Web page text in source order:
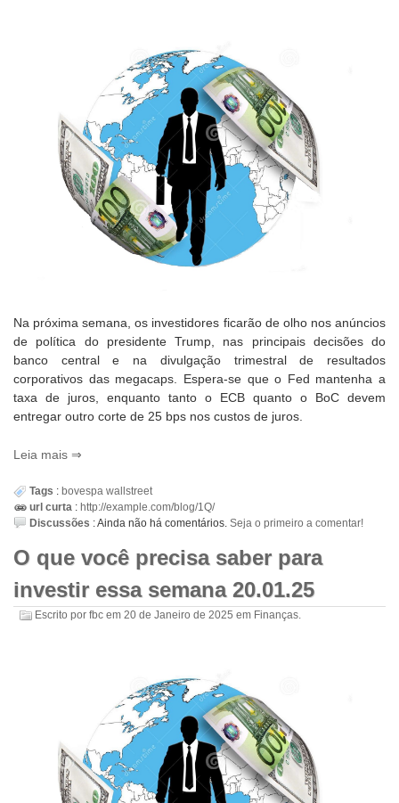
Na próxima semana, os investidores ficarão de olho nos anúncios
de política do presidente Trump, nas principais decisões do
banco central e na divulgação trimestral de resultados
corporativos das megacaps. Espera-se que o Fed mantenha a
taxa de juros, enquanto tanto o ECB quanto o BoC devem
entregar outro corte de 25 bps nos custos de juros.
Leia mais
Tags : bovespa wallstreet
url curta : http://example.com/blog/1Q/
Discussões :Ainda não há comentários. Seja o primeiro a comentar!
O que você precisa saber para
investir essa semana 20.01.25
Escrito por fbc em 20 de Janeiro de 2025 em Finanças.